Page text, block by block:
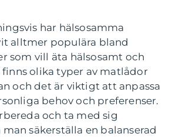
har hälsosamma
alltmer populära bland
som vill äta hälsosamt och
finns olika typer av matlådor
och det är viktigt att anpassa
behov och preferenser.
och ta med sig
säkerställa en balanserad